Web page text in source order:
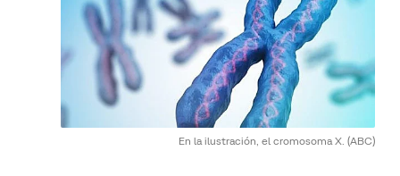
En la ilustración, el cromosoma X. (ABC)